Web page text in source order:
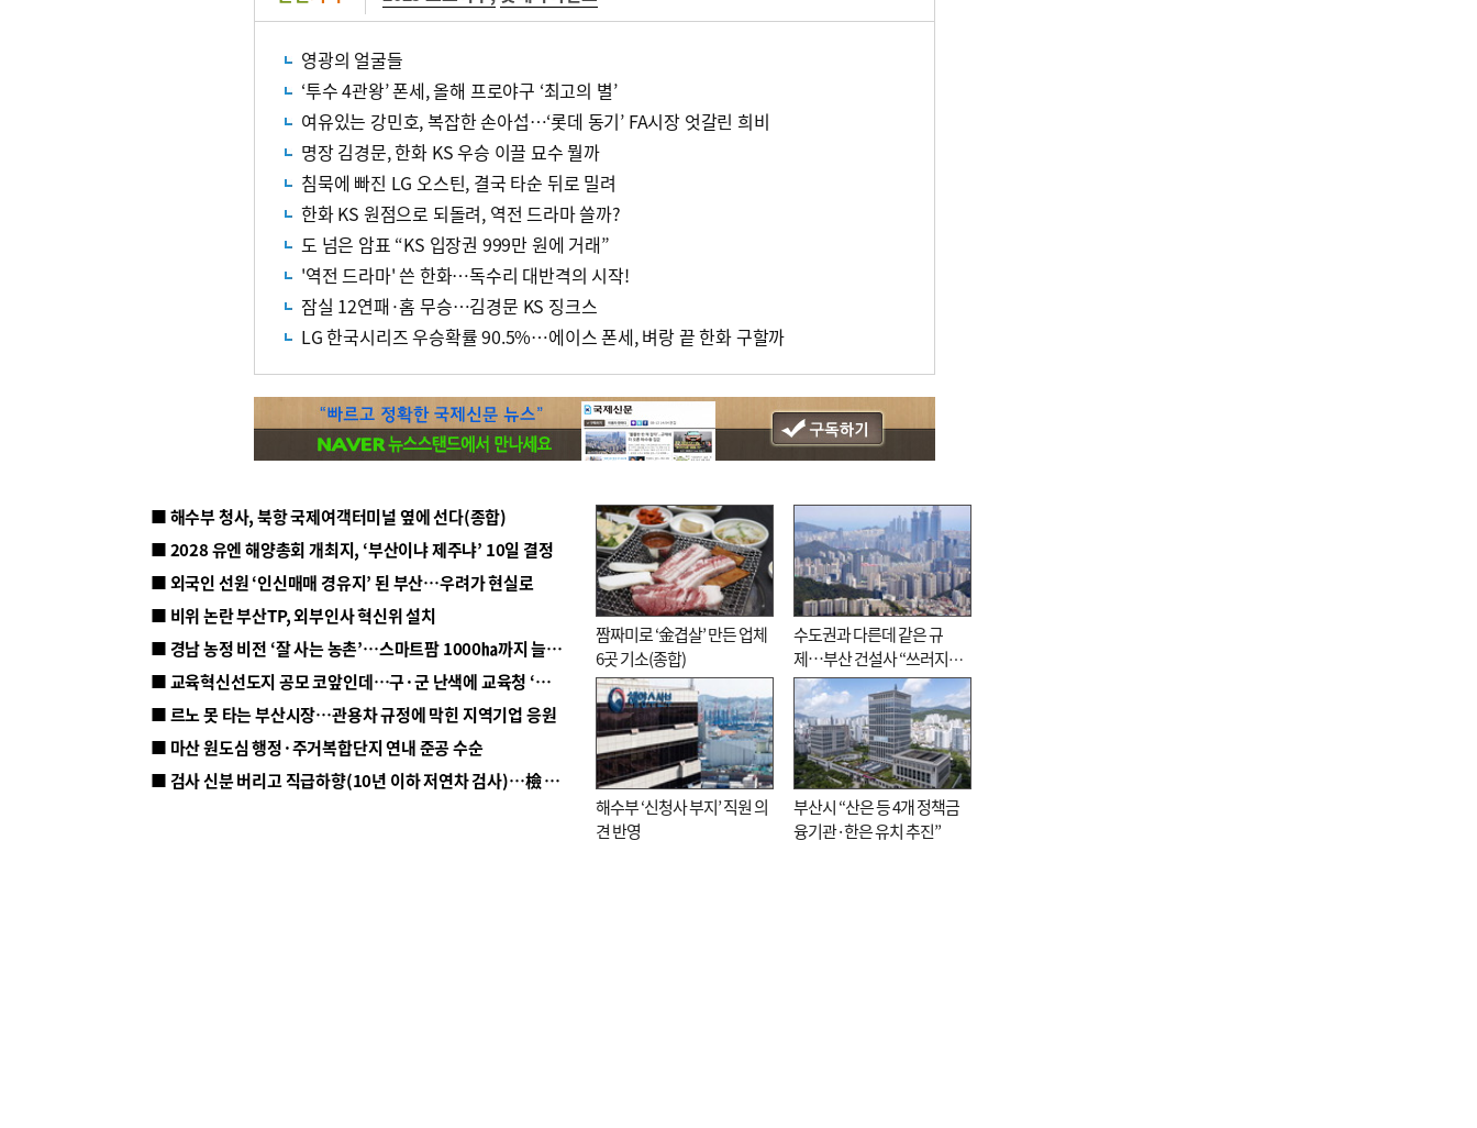
영광의 얼굴들
‘투수 4관왕’ 폰세, 올해 프로야구 ‘최고의 별’
여유있는 강민호, 복잡한 손아섭…‘롯데 동기’ FA시장 엇갈린 희비
명장 김경문, 한화 KS 우승 이끌 묘수 뭘까
침묵에 빠진 LG 오스틴, 결국 타순 뒤로 밀려
한화 KS 원점으로 되돌려, 역전 드라마 쓸까?
도 넘은 암표 “KS 입장권 999만 원에 거래”
'역전 드라마' 쓴 한화…독수리 대반격의 시작!
잠실 12연패·홈 무승…김경문 KS 징크스
LG 한국시리즈 우승확률 90.5%…에이스 폰세, 벼랑 끝 한화 구할까
■ 해수부 청사, 북항 국제여객터미널 옆에 선다(종합)
■ 2028 유엔 해양총회 개최지, ‘부산이냐 제주냐’ 10일 결정
■ 외국인 선원 ‘인신매매 경유지’ 된 부산…우려가 현실로
■ 비위 논란 부산TP, 외부인사 혁신위 설치
■ 경남 농정 비전 ‘잘 사는 농촌’…스마트팜 1000㏊까지 늘린다
■ 교육혁신선도지 공모 코앞인데…구·군 난색에 교육청 ‘쩔쩔’
■ 르노 못 타는 부산시장…관용차 규정에 막힌 지역기업 응원
■ 마산 원도심 행정·주거복합단지 연내 준공 수순
■ 검사 신분 버리고 직급하향(10년 이하 저연차 검사)…檢 중수청행 기피
짬짜미로 ‘金겹살’ 만든 업체
6곳 기소(종합)
수도권과 다른데 같은 규
제…부산 건설사 “쓰러지기
직전”
해수부 ‘신청사 부지’ 직원 의
견 반영
부산시 “산은 등 4개 정책금
융기관·한은 유치 추진”